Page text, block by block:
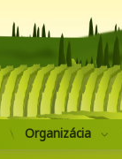
Organizácia